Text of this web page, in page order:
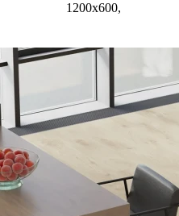
1200x600,